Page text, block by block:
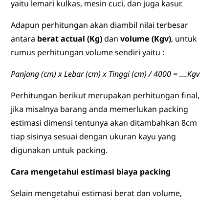
yaitu lemari kulkas, mesin cuci, dan juga kasur.
Adapun perhitungan akan diambil nilai terbesar
antara berat actual (Kg)danvolume (Kgv), untuk
rumus perhitungan volume sendiri yaitu :
Panjang (cm) x Lebar (cm) x Tinggi (cm) / 4000 = ….Kgv
Perhitungan berikut merupakan perhitungan final,
jika misalnya barang anda memerlukan packing
estimasi dimensi tentunya akan ditambahkan 8cm
tiap sisinya sesuai dengan ukuran kayu yang
digunakan untuk packing.
Cara mengetahui estimasi biaya packing
Selain mengetahui estimasi berat dan volume,